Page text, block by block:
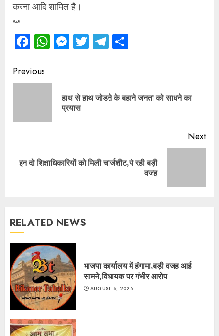
करना आदि शामिल है।
548
Facebook
WhatsApp
Messenger
TwitterTelegram
Continue
Reading
Previous
हाथ से हाथ जोडऩे के बहाने जनता को साधने का
प्रयास
Next
Next
इन दो शिक्षाधिकारियों को मिली चार्जशीट,ये रही बड़ी
वजह
RELATED NEWS
भाजपा कार्यालय में हंगामा,बड़ी वजह आई
सामने,विधायक पर गंभीर आरोप
AUGUST 6, 2026